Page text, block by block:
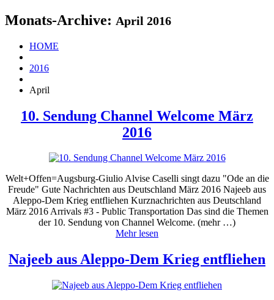
Monats-Archive: April 2016
HOME
2016
April
10. Sendung Channel Welcome März
2016
Welt+Offen=Augsburg-Giulio Alvise Caselli singt dazu "Ode an die
Freude" Gute Nachrichten aus Deutschland März 2016 Najeeb aus
Aleppo-Dem Krieg entfliehen Kurznachrichten aus Deutschland
März 2016 Arrivals #3 - Public Transportation Das sind die Themen
der 10. Sendung von Channel Welcome. (mehr …)
Mehr lesen
Najeeb aus Aleppo-Dem Krieg entfliehen